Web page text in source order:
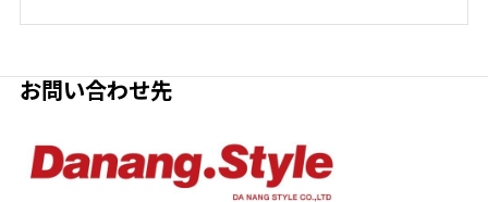
お問い合わせ先